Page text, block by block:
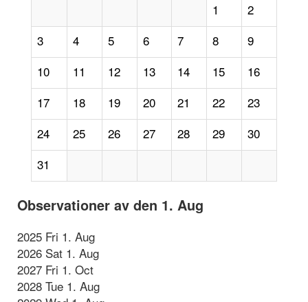
1
2
3
4 5 6 7 8
9
10
11 12 13 14 15
16
17
18 19 20 21 22
23
24
25 26 27 28 29
30
31
Observationer av den 1. Aug
2025 Fri 1. Aug
2026 Sat 1. Aug
2027 Fri 1. Oct
2028 Tue 1. Aug